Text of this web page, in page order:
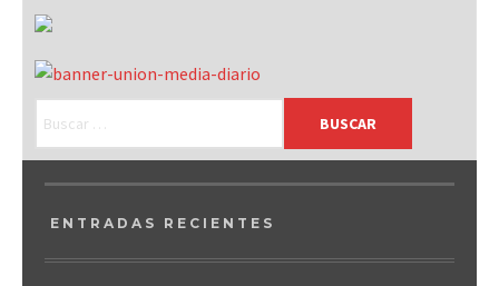
ENTRADAS RECIENTES